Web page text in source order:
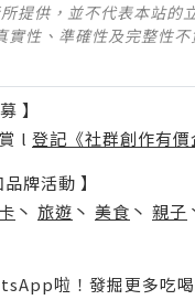
提供，並不代表本站的
實性、準確性及完整性
】
l 登記《社群創作有價
牌活動 】
丶 旅遊 丶 美食 丶 親子
啦！發掘更多吃喝